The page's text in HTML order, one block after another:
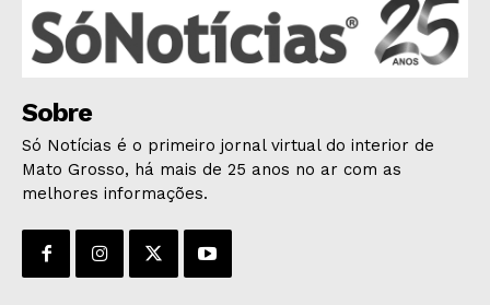
POLÍTICA
POLÍCIA
ESPORTES
OPINIÃO
Sobre
Só Notícias é o primeiro jornal virtual do interior de
Mato Grosso, há mais de 25 anos no ar com as
melhores informações.